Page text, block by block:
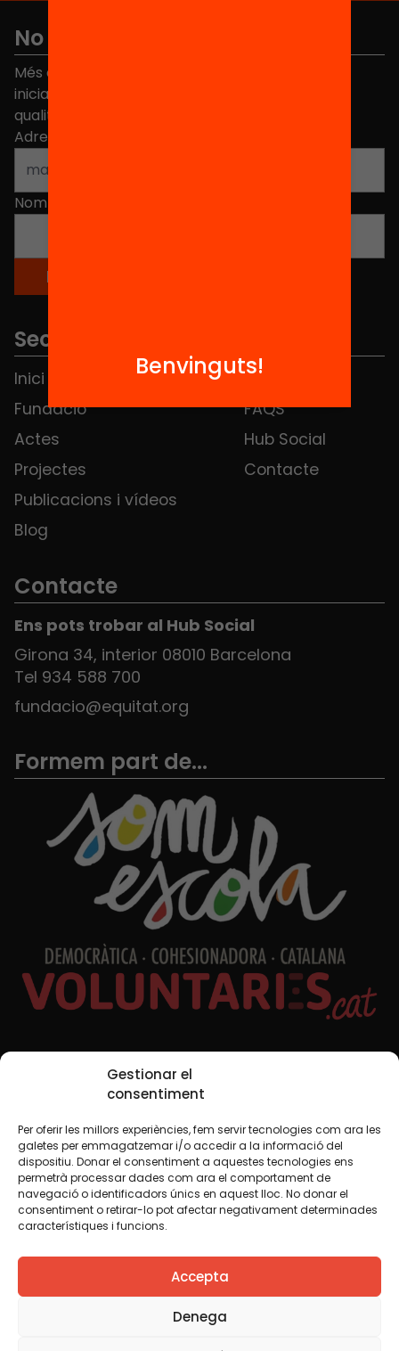
Gestionar el
consentiment
Per oferir les millors experiències, fem servir tecnologies com ara les
galetes per emmagatzemar i/o accedir a la informació del
dispositiu. Donar el consentiment a aquestes tecnologies ens
permetrà processar dades com ara el comportament de
navegació o identificadors únics en aquest lloc. No donar el
consentiment o retirar-lo pot afectar negativament determinades
característiques i funcions.
Accepta
Denega
No et perdis res
Més de 40.000 persones ja han triat Equitat. Rep
iniciatives, propostes i projectes per millorar la
qualitat de l'educació a Catalunya.
Adreça electrònica
Nom
Seccions
Inici
Fundació
Actes
Projectes
Publicacions i vídeos
Blog
Notícies
FAQS
Hub Social
Contacte
Contacte
Ens pots trobar al Hub Social
Girona 34, interior 08010 Barcelona
Tel 934 588 700
fundacio@equitat.org
Formem part de...
Xarxes Socials
TWT YTB IG FB IN
Avís legalPolítica de cookies
Creiem que el coneixement s’ha de compartir. Per això
fem servir una llicència Creative Commons, llevat que en
algun material indiquem el contrari. Us animem a copiar,
redistribuir, remesclar o transformar i crear els continguts
Benvinguts!